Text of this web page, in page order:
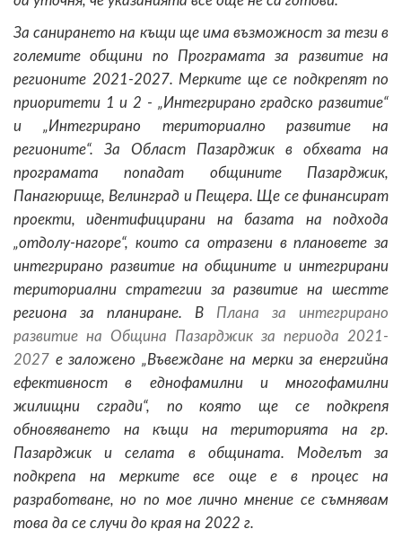
За санирането на къщи ще има възможност за тези в
големите общини по Програмата за развитие на
регионите 2021-2027. Мерките ще се подкрепят по
приоритети 1 и 2 - „Интегрирано градско развитие“
и „Интегрирано териториално развитие на
регионите“. За Област Пазарджик в обхвата на
програмата попадат общините Пазарджик,
Панагюрище, Велинград и Пещера. Ще се финансират
проекти, идентифицирани на базата на подхода
„отдолу-нагоре“, които са отразени в плановете за
интегрирано развитие на общините и интегрирани
териториални стратегии за развитие на шестте
региона за планиране. В Плана за интегрирано
развитие на Община Пазарджик за периода 2021-
2027 е заложено „Въвеждане на мерки за енергийна
ефективност в еднофамилни и многофамилни
жилищни сгради“, по която ще се подкрепя
обновяването на къщи на територията на гр.
Пазарджик и селата в общината. Моделът за
подкрепа на мерките все още е в процес на
разработване, но по мое лично мнение се съмнявам
това да се случи до края на 2022 г.